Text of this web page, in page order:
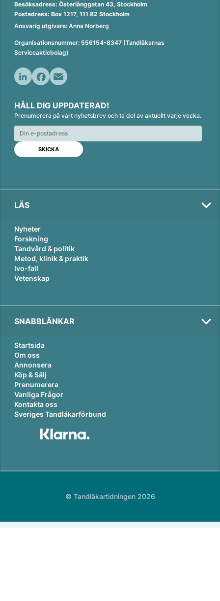
Besöksadress: Österlånggatan 43, Stockholm
Postadress: Box 1217, 111 82 Stockholm
Ansvarig utgivare: Anna Norberg
Organisationsnummer: 556154-8347 (Tandläkarnas
Serviceaktiebolag)
n
k
e
d
n
c
e
b
o
o
k
a
i
l
HÅLL DIG UPPDATERAD!
Prenumerera på vårt nyhetsbrev och ta del av aktuellt varje vecka.
LÄS
Nyheter
Forskning
Tandvård & politik
Metod, klinik & praktik
Ivo-fall
Vetenskap
SNABBLÄNKAR
Startsida
Om oss
Annonsera
Köp & Sälj
Prenumerera
Vanliga Frågor
Kontakta oss
Sveriges Tandläkarförbund
© Tandläkartidningen 2026